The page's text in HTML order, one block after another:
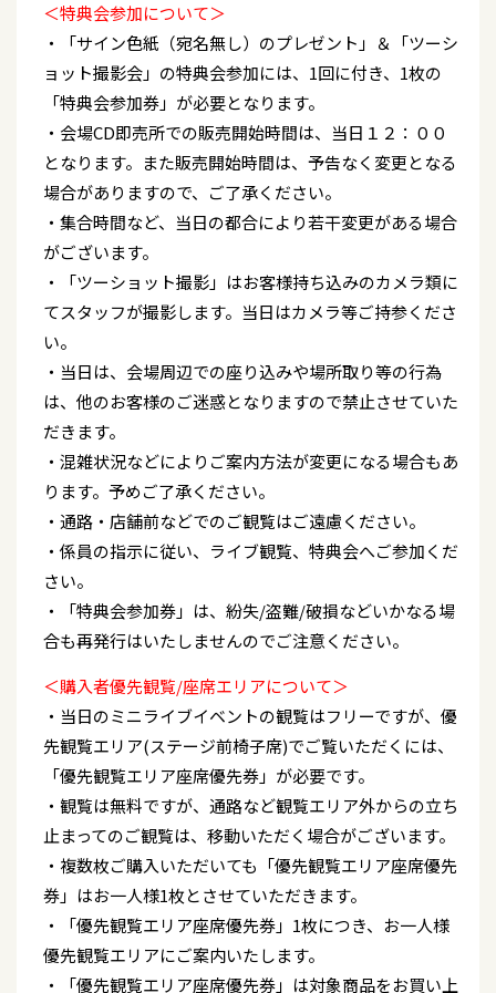
＜特典会参加について＞
・「サイン色紙（宛名無し）のプレゼント」＆「ツーシ
ョット撮影会」の特典会参加には、1回に付き、1枚の
「特典会参加券」が必要となります。
・会場CD即売所での販売開始時間は、当日１２：００
となります。また販売開始時間は、予告なく変更となる
場合がありますので、ご了承ください。
・集合時間など、当日の都合により若干変更がある場合
がございます。
・「ツーショット撮影」はお客様持ち込みのカメラ類に
てスタッフが撮影します。当日はカメラ等ご持参くださ
い。
・当日は、会場周辺での座り込みや場所取り等の行為
は、他のお客様のご迷惑となりますので禁止させていた
だきます。
・混雑状況などによりご案内方法が変更になる場合もあ
ります。予めご了承ください。
・通路・店舗前などでのご観覧はご遠慮ください。
・係員の指示に従い、ライブ観覧、特典会へご参加くだ
さい。
・「特典会参加券」は、紛失/盗難/破損などいかなる場
合も再発行はいたしませんのでご注意ください。
＜購入者優先観覧/座席エリアについて＞
・当日のミニライブイベントの観覧はフリーですが、優
先観覧エリア(ステージ前椅子席)でご覧いただくには、
「優先観覧エリア座席優先券」が必要です。
・観覧は無料ですが、通路など観覧エリア外からの立ち
止まってのご観覧は、移動いただく場合がございます。
・複数枚ご購入いただいても「優先観覧エリア座席優先
券」はお一人様1枚とさせていただきます。
・「優先観覧エリア座席優先券」1枚につき、お一人様
優先観覧エリアにご案内いたします。
・「優先観覧エリア座席優先券」は対象商品をお買い上